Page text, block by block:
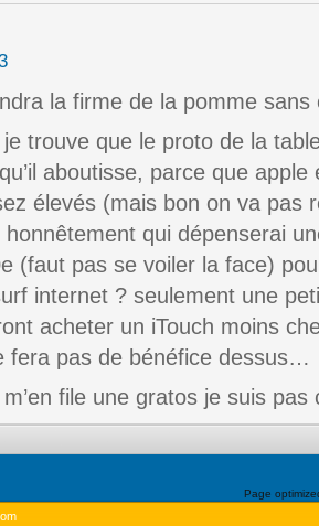
la firme de la pomme
trouve que le proto de la
aboutisse, parce que
élevés (mais bon on va pas
qui dépenserai
(faut pas se voiler la face)
internet ? seulement une
acheter un iTouch moins
fera pas de bénéfice dessus…
file une gratos je suis
Page